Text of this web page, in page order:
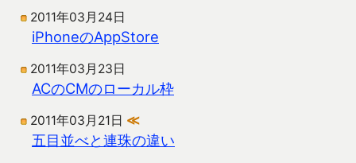
2011年03月24日
iPhoneのAppStore
2011年03月23日
ACのCMのローカル枠
2011年03月21日 ≪
五目並べと連珠の違い